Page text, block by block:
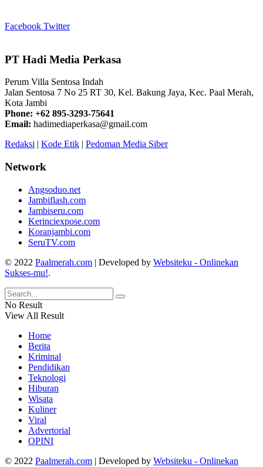
Facebook Twitter
PT Hadi Media Perkasa
Perum Villa Sentosa Indah
Jalan Sentosa 7 No 25 RT 30, Kel. Bakung Jaya, Kec. Paal Merah,
Kota Jambi
Phone: +62 895-3293-75641
Email: hadimediaperkasa@gmail.com
Redaksi | Kode Etik | Pedoman Media Siber
Network
Angsoduo.net
Jambiflash.com
Jambiseru.com
Kerinciexpose.com
Koranjambi.com
SeruTV.com
© 2022 Paalmerah.com | Developed by Websiteku - Onlinekan
Sukses-mu!.
No Result
View All Result
Home
Berita
Kriminal
Pendidikan
Teknologi
Hiburan
Wisata
Kuliner
Viral
Advertorial
OPINI
© 2022 Paalmerah.com | Developed by Websiteku - Onlinekan